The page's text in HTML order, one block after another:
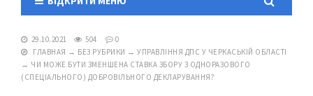
29.10.2021 504
0
ГЛАВНАЯ → БЕЗ РУБРИКИ → УПРАВЛІННЯ ДПС У ЧЕРКАСЬКІЙ ОБЛАСТІ
→ ЧИ МОЖЕ БУТИ ЗМЕНШЕНА СТАВКА ЗБОРУ З ОДНОРАЗОВОГО
(СПЕЦІАЛЬНОГО) ДОБРОВІЛЬНОГО ДЕКЛАРУВАННЯ?